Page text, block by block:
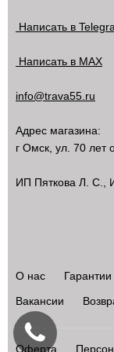
Написать в
Написать в MAX
info@trava55.ru
Адрес магазина:
г Омск ул. 70 лет
ИП Пяткова Л. С.,
О нас Гарантии
Вакансии
Оферта